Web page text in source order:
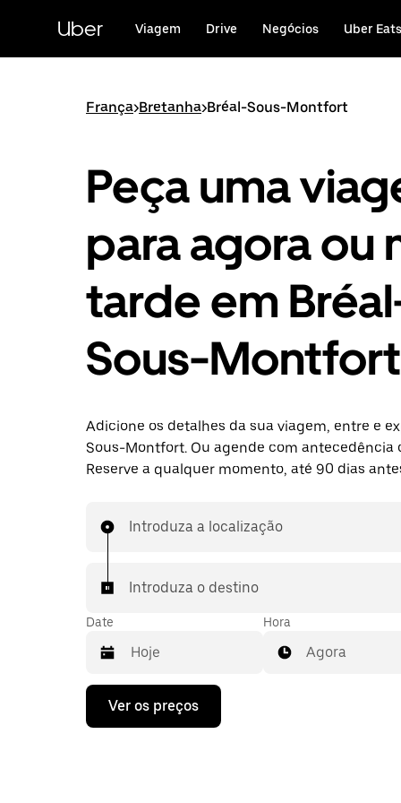
conteúdo
Uber Viagem Drive Negócios Uber Eats
França>Bretanha>Bréal-Sous-Montfort
Peça uma
para agora ou
tarde em
Sous-Montfort
Adicione os detalhes da sua viagem, entre e
Sous-Montfort. Ou agende com antecedência
Reserve a qualquer momento, até 90 dias
Introduza a localização
Introduza o destino
Date
Prima
tecla
Hora
Agora
Ver os preços